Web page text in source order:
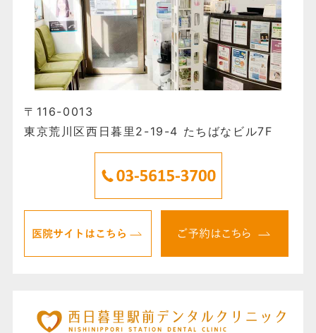
〒116-0013
東京荒川区西日暮里2-19-4 たちばなビル7F